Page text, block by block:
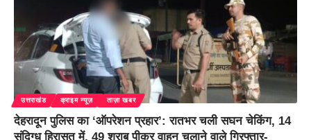
उत्तराखंड क्राइम न्यूज़ ताज़ा खबर
देहरादून पुलिस का ‘ऑपरेशन प्रहार’: रातभर चली सघन चेकिंग, 14
संदिग्ध हिरासत में, 49 शराब पीकर वाहन चलाने वाले गिरफ्तार-